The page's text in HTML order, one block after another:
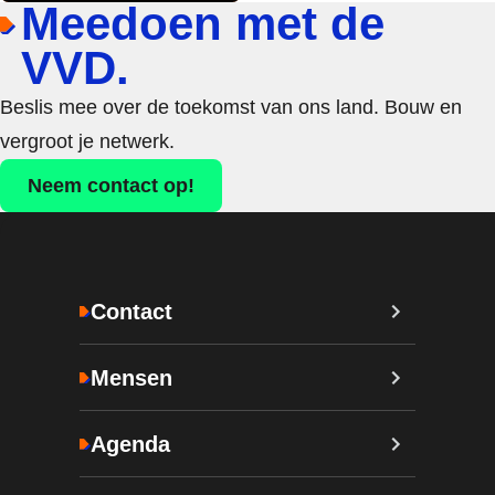
Meedoen met de
VVD.
Beslis mee over de toekomst van ons land. Bouw en
vergroot je netwerk.
Neem contact op!
Contact
Mensen
Agenda